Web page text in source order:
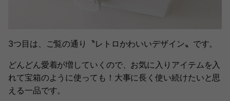
3つ目は、ご覧の通り〝レトロかわいいデザイン〟です。
どんどん愛着が増していくので、お気に入りアイテムを入
れて宝箱のように使っても！大事に長く使い続けたいと思
える一品です。